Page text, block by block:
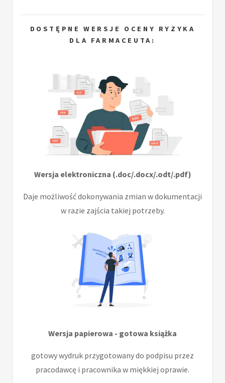
DOSTĘPNE WERSJE OCENY RYZYKA
DLA FARMACEUTA:
Wersja elektroniczna (.doc/.docx/.odt/.pdf)
Daje możliwość dokonywania zmian w dokumentacji
w razie zajścia takiej potrzeby.
Wersja papierowa - gotowa książka
gotowy wydruk przygotowany do podpisu przez
pracodawcę i pracownika w miękkiej oprawie.